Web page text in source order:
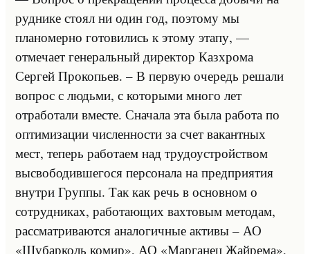
руднике стоял ни один год, поэтому мы
планомерно готовились к этому этапу, —
отмечает генеральный директор Казхрома
Сергей Прокопьев. – В первую очередь решали
вопрос с людьми, с которыми много лет
отработали вместе. Сначала эта была работа по
оптимизации численности за счет вакантных
мест, теперь работаем над трудоустройством
высвободившегося персонала на предприятия
внутри Группы. Так как речь в основном о
сотрудниках, работающих вахтовым методам,
рассматриваются аналогичные активы – АО
«Шубарколь комир», АО «Марганец Жайрема»,